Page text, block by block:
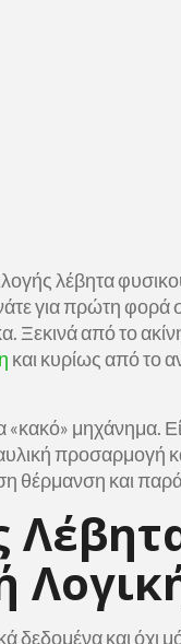
για πρώτη φορά
Ξεκινά από το
και κυρίως από το
μηχάνημα.
προσαρμογή
θέρμανση και
δεδομένα και όχι